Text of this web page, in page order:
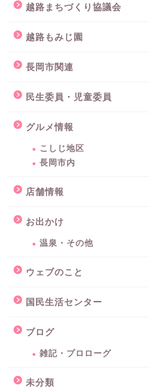
越路まちづくり協議会
越路もみじ園
長岡市関連
民生委員・児童委員
グルメ情報
こしじ地区
長岡市内
店舗情報
お出かけ
温泉・その他
ウェブのこと
国民生活センター
ブログ
雑記・プロローグ
未分類